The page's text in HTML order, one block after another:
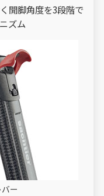
開脚角度を3段階で
ズム
ー